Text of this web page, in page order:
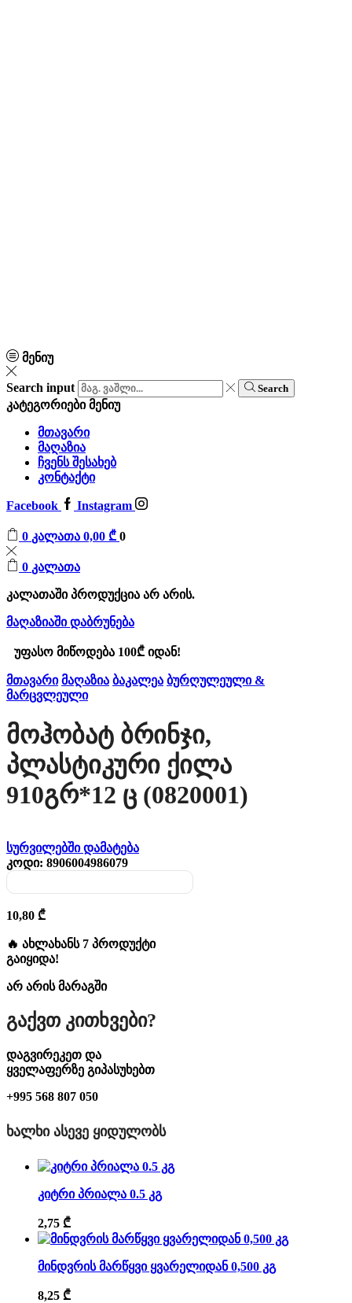
მენიუ
Search input Search
კატეგორიებიმენიუ
მთავარი
მაღაზია
ჩვენს შესახებ
კონტაქტი
Facebook Instagram
0 კალათა 0,00 ₾ 0
0 კალათა
კალათაში პროდუქცია არ არის.
მაღაზიაში დაბრუნება
უფასო მიწოდება 100₾ იდან!
მთავარი მაღაზია ბაკალეა ბურღულეული &
მარცვლეული
Მოჰობატ Ბრინჯი,
Პლასტიკური Ქილა
910გრ*12 Ც (0820001)
სურვილებში დამატება
კოდი: 8906004986079
10,80 ₾
🔥 ახლახანს 7 პროდუქტი
გაიყიდა!
არ არის მარაგში
Გაქვთ Კითხვები?
დაგვირეკეთ და
ყველაფერზე გიპასუხებთ
+995 568 807 050
ᲮᲐᲚᲮᲘ ᲐᲡᲔᲕᲔ ᲧᲘᲓᲣᲚᲝᲑᲡ
კიტრი პრიალა 0.5 კგ
2,75 ₾
მინდვრის მარწყვი ყვარელიდან 0,500 კგ
8,25 ₾